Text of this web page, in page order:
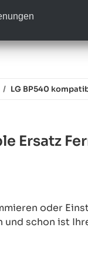
LG BP540
Ersatz
oder
schon ist